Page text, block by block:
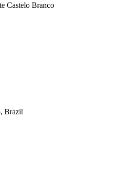
Castelo Branco
Brazil